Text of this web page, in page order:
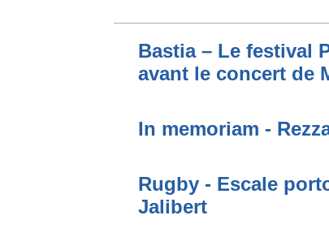
Bastia – Le festival
avant le concert de
In memoriam -
Rugby - Escale
Jalibert